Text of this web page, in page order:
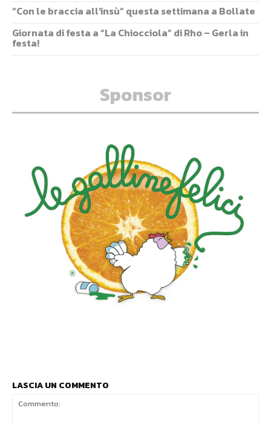
“Con le braccia all’insù” questa settimana a Bollate
Giornata di festa a “La Chiocciola” di Rho – Gerla in
festa!
Sponsor
LASCIA UN COMMENTO